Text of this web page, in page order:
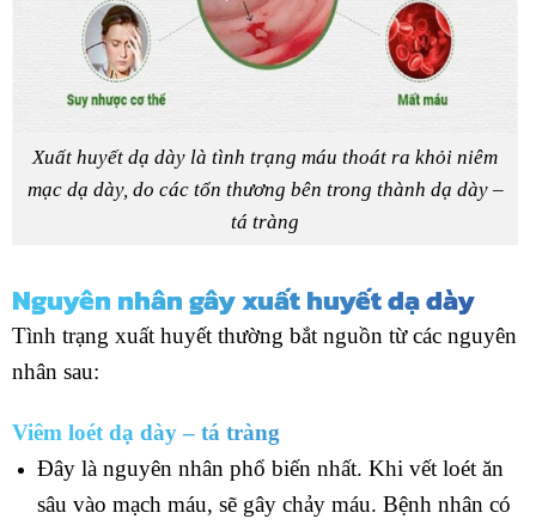
Xuất huyết dạ dày là tình trạng máu thoát ra khỏi niêm
mạc dạ dày, do các tổn thương bên trong thành dạ dày –
tá tràng
Nguyên nhân gây xuất huyết dạ dày
Tình trạng xuất huyết thường bắt nguồn từ các nguyên
nhân sau:
Viêm loét dạ dày – tá tràng
Đây là nguyên nhân phổ biến nhất. Khi vết loét ăn
sâu vào mạch máu, sẽ gây chảy máu. Bệnh nhân có